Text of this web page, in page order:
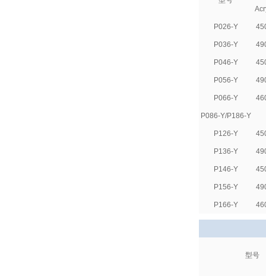
P026-Y
P036-Y
P046-Y
P056-Y
P066-Y
P086-Y/P186-Y
P126-Y
P136-Y
P146-Y
P156-Y
P166-Y
型号